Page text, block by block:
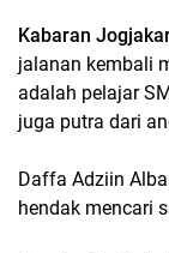
Kabaran
jalanan kembali
adalah pelajar
juga putra dari
Daffa Adziin
hendak mencari